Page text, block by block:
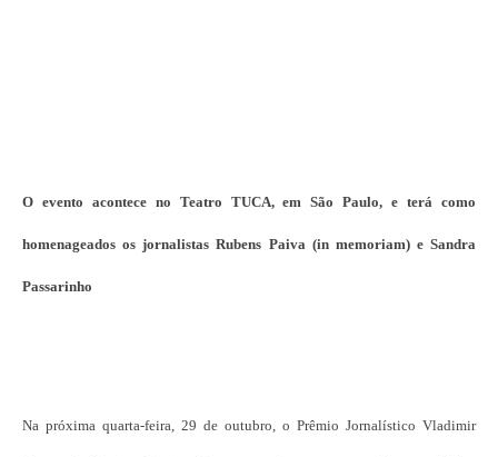
O evento acontece no Teatro TUCA, em São Paulo, e terá como
homenageados os jornalistas Rubens Paiva (in memoriam) e Sandra
Passarinho
Na próxima quarta-feira, 29 de outubro, o Prêmio Jornalístico Vladimir